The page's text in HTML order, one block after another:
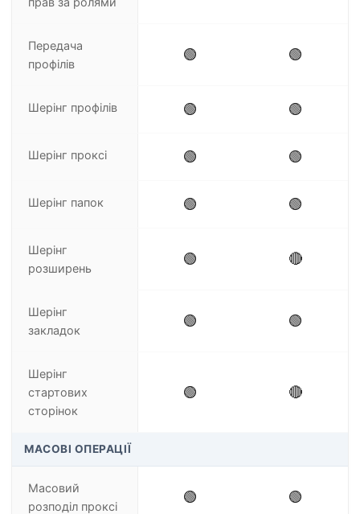
Передача
профілів
🟢 🟢
Шерінг профілів 🟢 🟢
Шерінг проксі 🟢 🟢
Шерінг папок 🟢 🟢
Шерінг
розширень
🟢 🔴
Шерінг
закладок
🟢 🟢
Шерінг
стартових
сторінок
🟢 🔴
МАСОВІ ОПЕРАЦІЇ
Масовий
розподіл проксі
🟢 🟢